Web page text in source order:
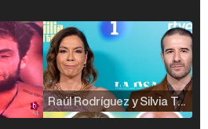
Raúl Rodríguez y Silvia Taulés nos cuentan su papel en 'La familia de la tele'